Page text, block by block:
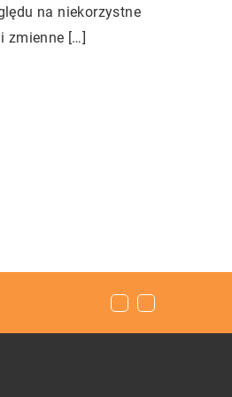
na niekorzystne
zmienne […]